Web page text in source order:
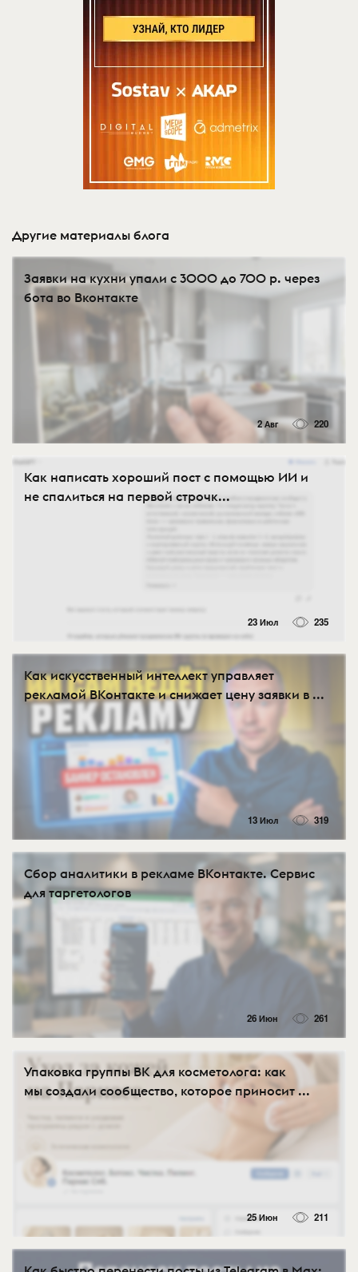
Другие материалы блога
Заявки на кухни упали с 3000 до 700 р. через
бота во Вконтакте
2 Авг 220
Как написать хороший пост с помощью ИИ и
не спалиться на первой строчк...
23 Июл 235
Как искусственный интеллект управляет
рекламой ВКонтакте и снижает цену заявки в ...
13 Июл 319
Сбор аналитики в рекламе ВКонтакте. Сервис
для таргетологов
26 Июн 261
Упаковка группы ВК для косметолога: как
мы создали сообщество, которое приносит ...
25 Июн 211